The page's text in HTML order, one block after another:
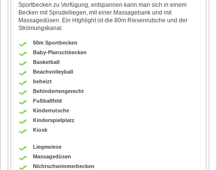
Sportbecken zu Verfügung, entspannen kann man sich in einem
Becken mit Sprudelliegen, mit einer Massagebank und mit
Massagedüsen. Ein HIghlight ist die 80m Riesenrutsche und der
Strömungskanal.
50m Sportbecken
Baby-Planschbecken
Basketball
Beachvolleyball
beheizt
Behindertengerecht
Fußballfeld
Kinderrutsche
Kinderspielplatz
Kiosk
Liegewiese
Massagedüsen
Nichtschwimmerbecken